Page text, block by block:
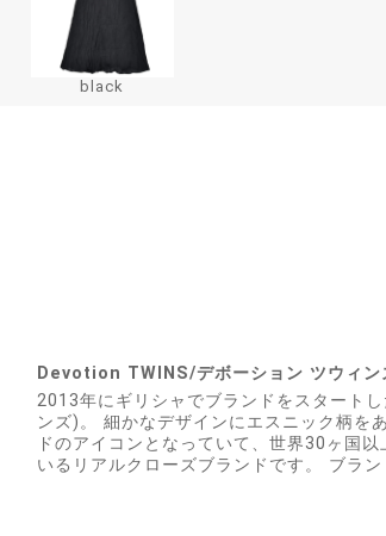
black
Devotion TWINS/デボーション ツウィン
2013年にギリシャでブランドをスタート
ンズ)。 細かなデザインにエスニック柄を
ドのアイコンとなっていて、世界30ヶ国
いるリアルクローズブランドです。 ブラン